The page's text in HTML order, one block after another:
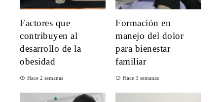
Factores que
contribuyen al
desarrollo de la
obesidad
Hace 2 semanas
Formación en
manejo del dolor
para bienestar
familiar
Hace 3 semanas